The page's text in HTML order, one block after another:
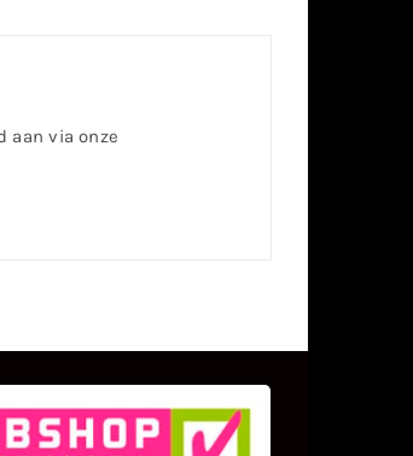
aan via onze
BEOORDELINGEN